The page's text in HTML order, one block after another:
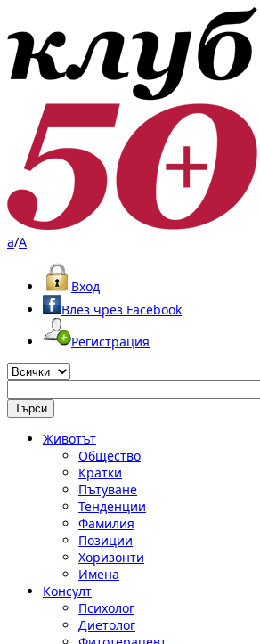
a/A
Вход
Влез чрез Facebook
Регистрация
Животът
Общество
Кратки
Пътуване
Тенденции
Фамилия
Позиции
Хоризонти
Имена
Консулт
Психолог
Диетолог